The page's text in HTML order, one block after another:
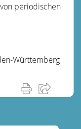
periodischen
Württemberg